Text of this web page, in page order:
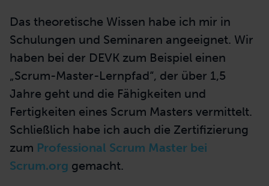
Das theoretische Wissen habe ich mir in
Schulungen und Seminaren angeeignet. Wir
haben bei der DEVK zum Beispiel einen
„Scrum-Master-Lernpfad“, der über 1,5
Jahre geht und die Fähigkeiten und
Fertigkeiten eines Scrum Masters vermittelt.
Schließlich habe ich auch die Zertifizierung
zum Professional Scrum Master bei
Scrum.org gemacht.